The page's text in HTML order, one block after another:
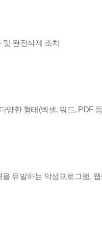
완전삭제 조치
양한 형태(엑셀, 워드, PDF
유발하는 악성프로그램,